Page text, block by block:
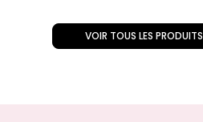
VOIR TOUS LES PRODUITS